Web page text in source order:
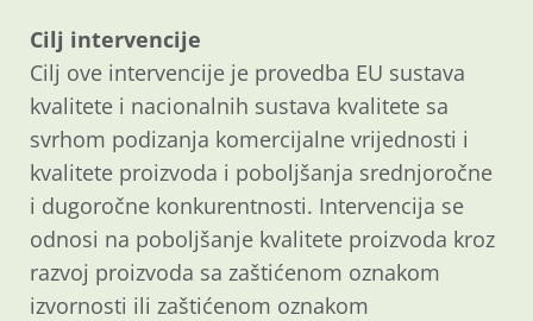
Cilj intervencije
Cilj ove intervencije je provedba EU sustava
kvalitete i nacionalnih sustava kvalitete sa
svrhom podizanja komercijalne vrijednosti i
kvalitete proizvoda i poboljšanja srednjoročne
i dugoročne konkurentnosti. Intervencija se
odnosi na poboljšanje kvalitete proizvoda kroz
razvoj proizvoda sa zaštićenom oznakom
izvornosti ili zaštićenom oznakom